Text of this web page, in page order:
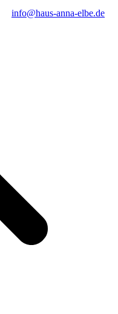
info@haus-anna-elbe.de